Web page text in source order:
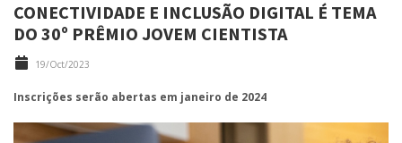
CONTATO
CONECTIVIDADE E INCLUSÃO DIGITAL É TEMA
DO 30º PRÊMIO JOVEM CIENTISTA
19/Oct/2023
Inscrições serão abertas em janeiro de 2024